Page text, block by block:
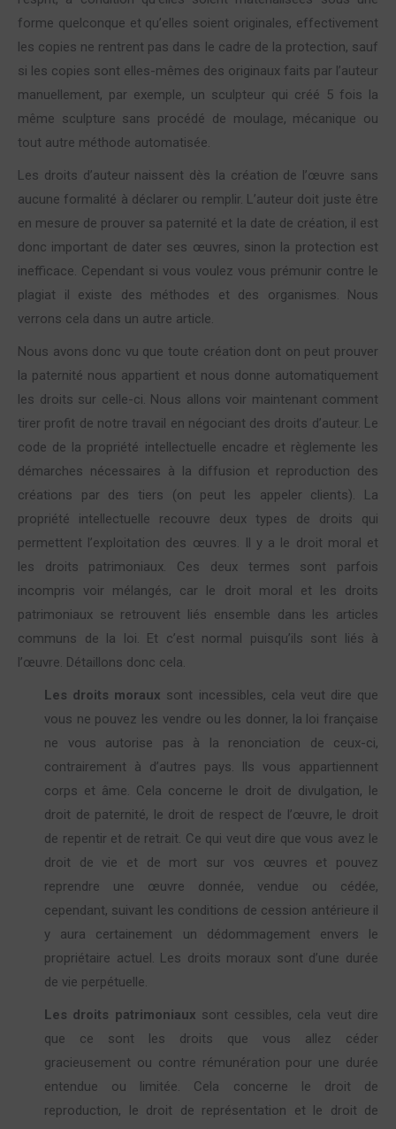
forme quelconque et qu’elles soient originales, effectivement
les copies ne rentrent pas dans le cadre de la protection, sauf
si les copies sont elles-mêmes des originaux faits par l’auteur
manuellement, par exemple, un sculpteur qui créé 5 fois la
même sculpture sans procédé de moulage, mécanique ou
tout autre méthode automatisée.
Les droits d’auteur naissent dès la création de l’œuvre sans
aucune formalité à déclarer ou remplir. L’auteur doit juste être
en mesure de prouver sa paternité et la date de création, il est
donc important de dater ses œuvres, sinon la protection est
inefficace. Cependant si vous voulez vous prémunir contre le
plagiat il existe des méthodes et des organismes. Nous
verrons cela dans un autre article.
Nous avons donc vu que toute création dont on peut prouver
la paternité nous appartient et nous donne automatiquement
les droits sur celle-ci. Nous allons voir maintenant comment
tirer profit de notre travail en négociant des droits d’auteur. Le
code de la propriété intellectuelle encadre et règlemente les
démarches nécessaires à la diffusion et reproduction des
créations par des tiers (on peut les appeler clients). La
propriété intellectuelle recouvre deux types de droits qui
permettent l’exploitation des œuvres. Il y a le droit moral et
les droits patrimoniaux. Ces deux termes sont parfois
incompris voir mélangés, car le droit moral et les droits
patrimoniaux se retrouvent liés ensemble dans les articles
communs de la loi. Et c’est normal puisqu’ils sont liés à
l’œuvre. Détaillons donc cela.
Les droits moraux sont incessibles, cela veut dire que
vous ne pouvez les vendre ou les donner, la loi française
ne vous autorise pas à la renonciation de ceux-ci,
contrairement à d’autres pays. Ils vous appartiennent
corps et âme. Cela concerne le droit de divulgation, le
droit de paternité, le droit de respect de l’œuvre, le droit
de repentir et de retrait. Ce qui veut dire que vous avez le
droit de vie et de mort sur vos œuvres et pouvez
reprendre une œuvre donnée, vendue ou cédée,
cependant, suivant les conditions de cession antérieure il
y aura certainement un dédommagement envers le
propriétaire actuel. Les droits moraux sont d’une durée
de vie perpétuelle.
Les droits patrimoniaux sont cessibles, cela veut dire
que ce sont les droits que vous allez céder
gracieusement ou contre rémunération pour une durée
entendue ou limitée. Cela concerne le droit de
reproduction, le droit de représentation et le droit de